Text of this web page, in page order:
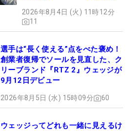
2026年8月4日 (火) 11時12分
11
選手は“長く使える”点をべた褒め！
創業者復帰でソールを見直した、ク
リーブランド『RTZ 2』ウェッジが
9月12日デビュー
2026年8月5日 (水) 15時09分 60
ウェッジってどれも一緒に見えるけ